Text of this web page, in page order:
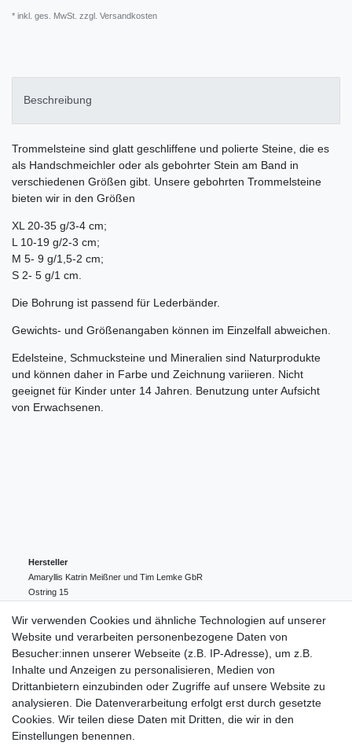
* inkl. ges. MwSt. zzgl. Versandkosten
Beschreibung
Trommelsteine sind glatt geschliffene und polierte Steine, die es
als Handschmeichler oder als gebohrter Stein am Band in
verschiedenen Größen gibt. Unsere gebohrten Trommelsteine
bieten wir in den Größen
XL 20-35 g/3-4 cm;
L 10-19 g/2-3 cm;
M 5- 9 g/1,5-2 cm;
S 2- 5 g/1 cm.
Die Bohrung ist passend für Lederbänder.
Gewichts- und Größenangaben können im Einzelfall abweichen.
Edelsteine, Schmucksteine und Mineralien sind Naturprodukte
und können daher in Farbe und Zeichnung variieren. Nicht
geeignet für Kinder unter 14 Jahren. Benutzung unter Aufsicht
von Erwachsenen.
Hersteller
Amaryllis Katrin Meißner und Tim Lemke GbR
Ostring 15
004943548099856
amaryllis-eckernfoerde@t-online.de
EU-Verantwortlicher
Amaryllis Katrin Meißner und Tim Lemke GbR
Ostring
15
004943548099856
amaryllis-eckernfoerde@t-online.de
Wir verwenden Cookies und ähnliche Technologien auf unserer
Website und verarbeiten personenbezogene Daten von
Besucher:innen unserer Webseite (z.B. IP-Adresse), um z.B.
Inhalte und Anzeigen zu personalisieren, Medien von
Drittanbietern einzubinden oder Zugriffe auf unsere Website zu
analysieren. Die Datenverarbeitung erfolgt erst durch gesetzte
Cookies. Wir teilen diese Daten mit Dritten, die wir in den
Einstellungen benennen.